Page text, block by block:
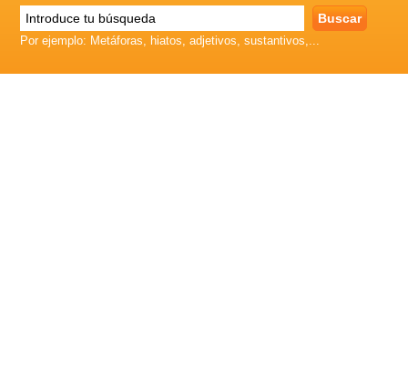
Por ejemplo: Metáforas, hiatos, adjetivos, sustantivos,...